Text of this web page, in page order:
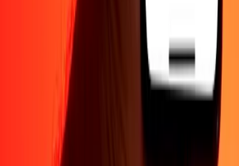
Blog PromocionesSeguridad
Transferencia internacional de dinero
Conviértete en promotor
Política de privacidad
condiciones
Centro de